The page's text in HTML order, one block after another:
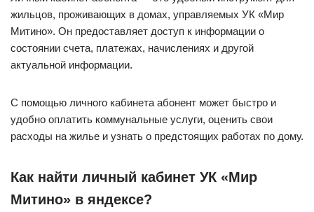
жильцов, проживающих в домах, управляемых УК «Мир
Митино». Он предоставляет доступ к информации о
состоянии счета, платежах, начислениях и другой
актуальной информации.
С помощью личного кабинета абонент может быстро и
удобно оплатить коммунальные услуги, оценить свои
расходы на жилье и узнать о предстоящих работах по дому.
Как найти личный кабинет УК «Мир
Митино» в яндексе?